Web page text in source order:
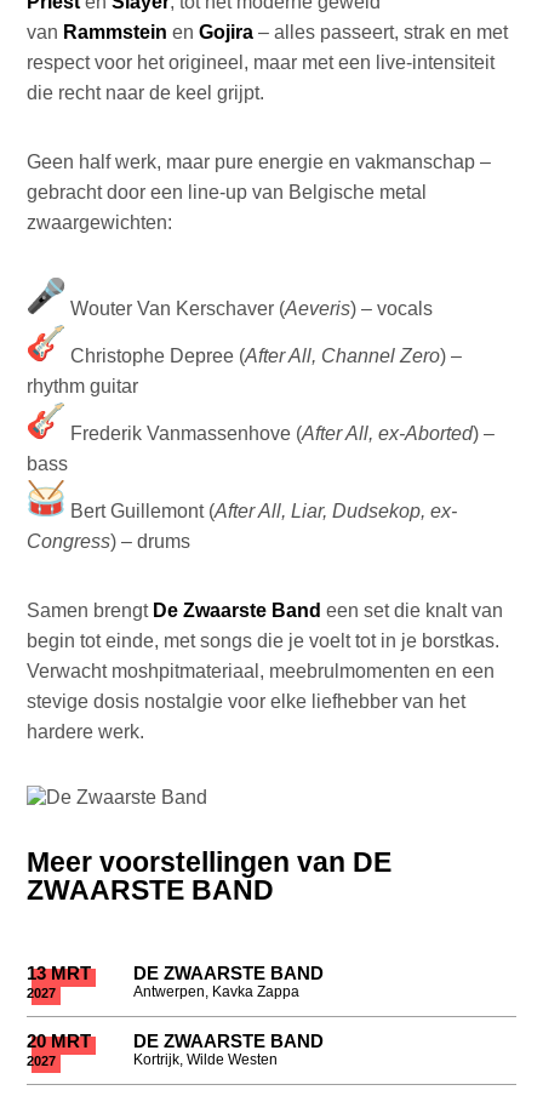
van Rammstein enGojira – alles passeert, strak en met
respect voor het origineel, maar met een live-intensiteit
die recht naar de keel grijpt.
Geen half werk, maar pure energie en vakmanschap –
gebracht door een line-up van Belgische metal
zwaargewichten:
Wouter Van Kerschaver (Aeveris) – vocals
Christophe Depree (After All, Channel Zero) –
rhythm guitar
Frederik Vanmassenhove (After All, ex-Aborted) –
bass
Bert Guillemont (After All, Liar, Dudsekop, ex-
Congress) – drums
Samen brengt De Zwaarste Band een set die knalt van
begin tot einde, met songs die je voelt tot in je borstkas.
Verwacht moshpitmateriaal, meebrulmomenten en een
stevige dosis nostalgie voor elke liefhebber van het
hardere werk.
Meer voorstellingen van DE
ZWAARSTE BAND
13 MRT
2027
DE ZWAARSTE BAND
Antwerpen, Kavka Zappa
20 MRT
2027
DE ZWAARSTE BAND
Kortrijk, Wilde Westen